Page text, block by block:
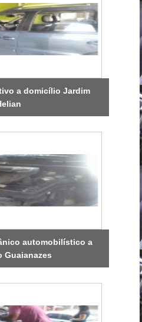
a domicílio Jardim
automobilístico a
Guaianazes